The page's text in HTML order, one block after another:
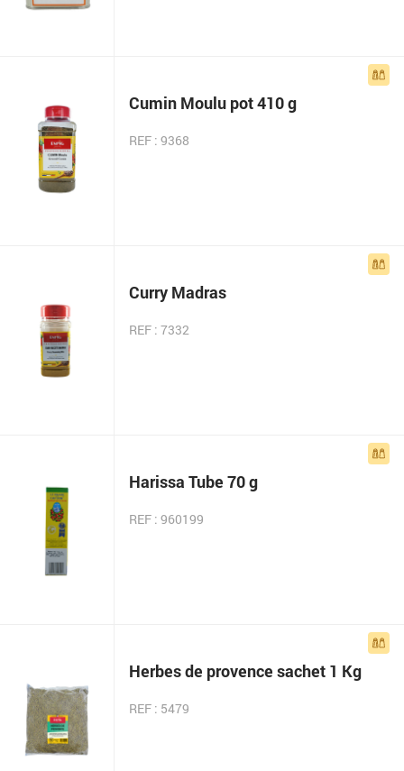
Cumin Moulu pot 410 g
REF : 9368
Curry Madras
REF : 7332
Harissa Tube 70 g
REF : 960199
Herbes de provence sachet 1 Kg
REF : 5479